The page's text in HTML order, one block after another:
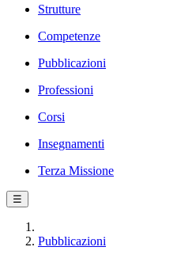
Strutture
Competenze
Pubblicazioni
Professioni
Corsi
Insegnamenti
Terza Missione
☰
Pubblicazioni